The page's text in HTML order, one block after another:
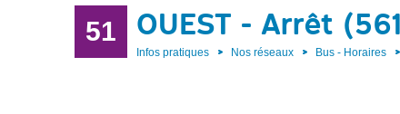
51 OUEST - Arrêt
Infos pratiques Nos réseaux Bus - Horaires